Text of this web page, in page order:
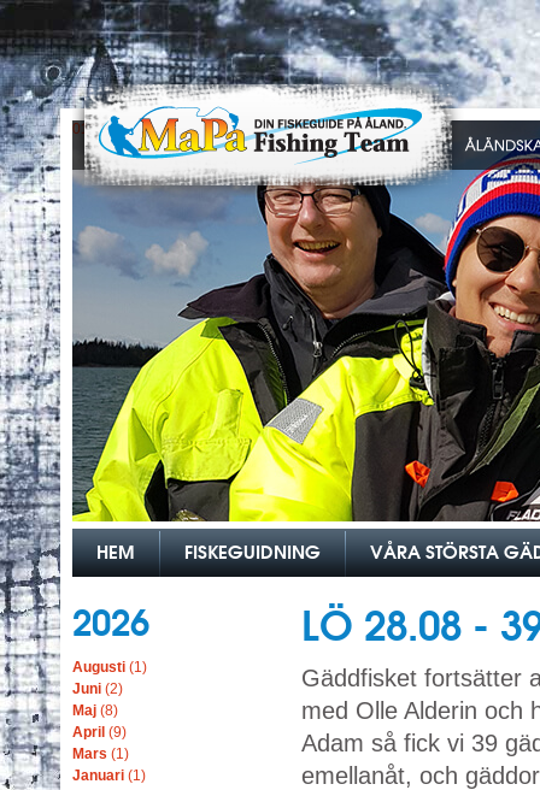
01234
HEM FISKEGUIDNING VÅRA STÖRSTA
2026
Augusti (1)
Juni (2)
Maj (8)
April (9)
Mars (1)
Januari (1)
LÖ 28.08 -
Gäddfisket fortsätter
med Olle Alderin och
Adam så fick vi 39
emellanåt, och